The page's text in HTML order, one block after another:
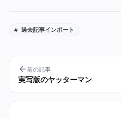
# 過去記事インポート
前の記事
実写版のヤッターマン